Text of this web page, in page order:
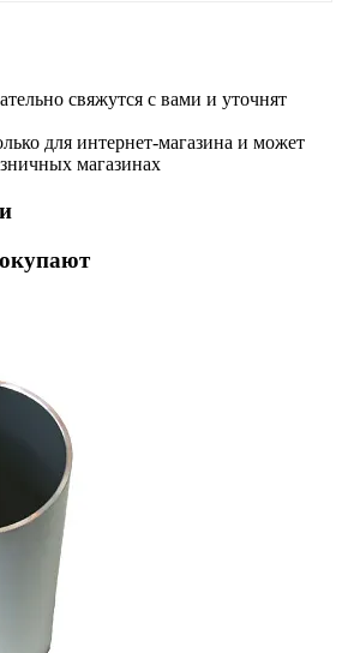
свяжутся с вами и уточнят
для интернет-магазина и может
магазинах